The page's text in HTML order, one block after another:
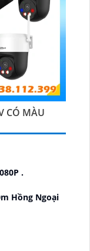
CÓ MÀU
.
Hồng Ngoại